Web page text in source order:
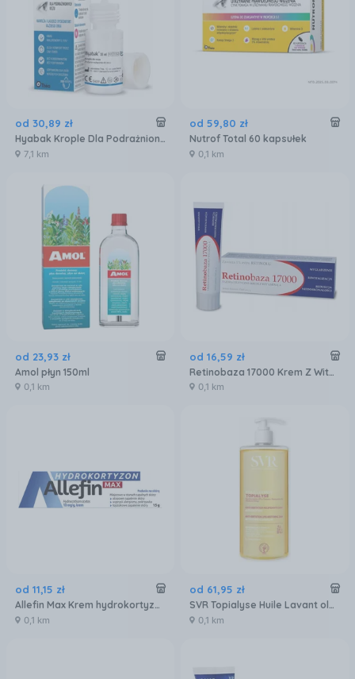
od 30,89 zł
Hyabak Krople Dla Podrażnionych Oczu 0,15% 10ml
7,1 km
od 59,80 zł
Nutrof Total 60 kapsułek
0,1 km
od 23,93 zł
Amol płyn 150ml
0,1 km
od 16,59 zł
Retinobaza 17000 Krem Z Witaminą A 30g
0,1 km
od 11,15 zł
Allefin Max Krem hydrokortyzon 10 mg/g 15 g
0,1 km
od 61,95 zł
SVR Topialyse Huile Lavant olejek do mycia 1000 ml
0,1 km